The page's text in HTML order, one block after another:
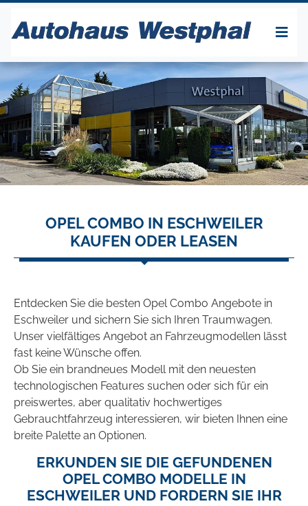
OPEL COMBO IN ESCHWEILER
KAUFEN ODER LEASEN
Entdecken Sie die besten Opel Combo Angebote in
Eschweiler und sichern Sie sich Ihren Traumwagen.
Unser vielfältiges Angebot an Fahrzeugmodellen lässt
fast keine Wünsche offen.
Ob Sie ein brandneues Modell mit den neuesten
technologischen Features suchen oder sich für ein
preiswertes, aber qualitativ hochwertiges
Gebrauchtfahrzeug interessieren, wir bieten Ihnen eine
breite Palette an Optionen.
ERKUNDEN SIE DIE GEFUNDENEN
OPEL COMBO MODELLE IN
ESCHWEILER UND FORDERN SIE IHR